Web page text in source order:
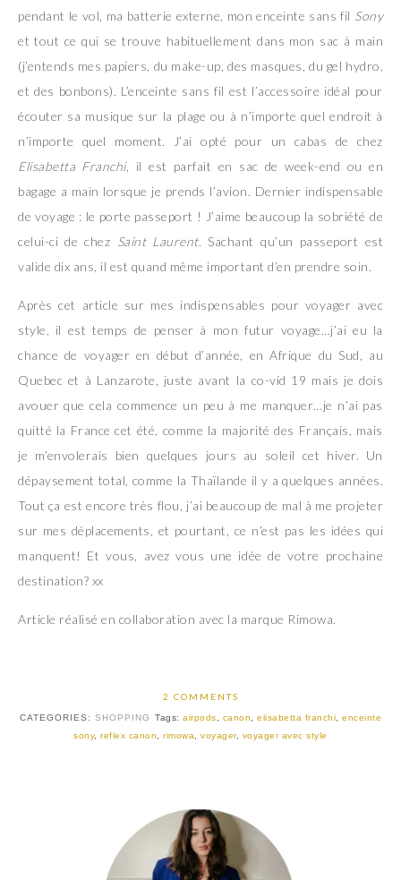
pendant le vol, ma batterie externe, mon enceinte sans fil Sony
et tout ce qui se trouve habituellement dans mon sac à main
(j’entends mes papiers, du make-up, des masques, du gel hydro,
et des bonbons). L’enceinte sans fil est l’accessoire idéal pour
écouter sa musique sur la plage ou à n’importe quel endroit à
n’importe quel moment. J’ai opté pour un cabas de chez
Elisabetta Franchi, il est parfait en sac de week-end ou en
bagage a main lorsque je prends l’avion. Dernier indispensable
de voyage : le porte passeport ! J’aime beaucoup la sobriété de
celui-ci de chez Saint Laurent. Sachant qu’un passeport est
valide dix ans, il est quand même important d’en prendre soin.
Après cet article sur mes indispensables pour voyager avec
style, il est temps de penser à mon futur voyage…j’ai eu la
chance de voyager en début d’année, en Afrique du Sud, au
Quebec et à Lanzarote, juste avant la co-vid 19 mais je dois
avouer que cela commence un peu à me manquer…je n’ai pas
quitté la France cet été, comme la majorité des Français, mais
je m’envolerais bien quelques jours au soleil cet hiver. Un
dépaysement total, comme la Thaïlande il y a quelques années.
Tout ça est encore très flou, j’ai beaucoup de mal à me projeter
sur mes déplacements, et pourtant, ce n’est pas les idées qui
manquent! Et vous, avez vous une idée de votre prochaine
destination? xx
Article réalisé en collaboration avec la marque Rimowa.
2 COMMENTS
CATEGORIES: SHOPPING Tags: airpods, canon, elisabetta franchi, enceinte
sony,reflex canon,rimowa,voyager, voyager avec style